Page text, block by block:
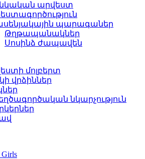
արվեստ
պարագաներ
Թղթապանակներ
Սոսինձ ժապավեն
մոլբերտ
վրձիններ
նկարչություն
Girls